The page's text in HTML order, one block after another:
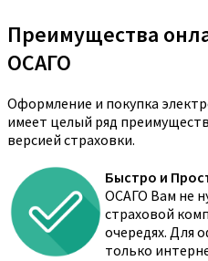
Преимущества
ОСАГО
Оформление и покупка
имеет целый ряд
версией страховки.
Быстро и
ОСАГО Вам не
страховой
очередях. Для
только